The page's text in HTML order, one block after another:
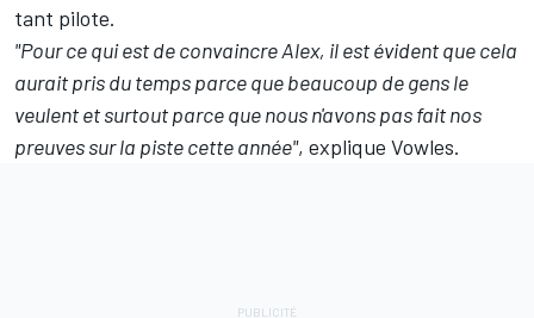
tant pilote.
"Pour ce qui est de convaincre Alex, il est évident que cela
aurait pris du temps parce que beaucoup de gens le
veulent et surtout parce que nous n'avons pas fait nos
preuves sur la piste cette année", explique Vowles.